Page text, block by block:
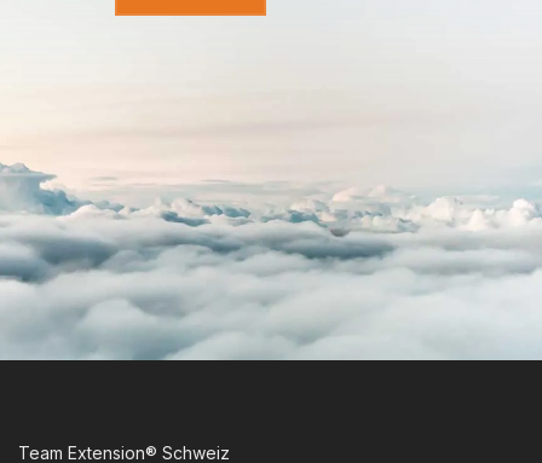
Team Extension® Schweiz